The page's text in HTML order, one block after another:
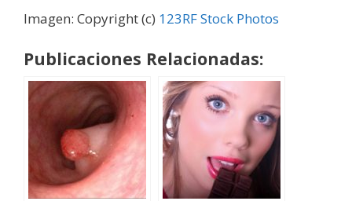
Imagen: Copyright (c) 123RF Stock Photos
Publicaciones Relacionadas: